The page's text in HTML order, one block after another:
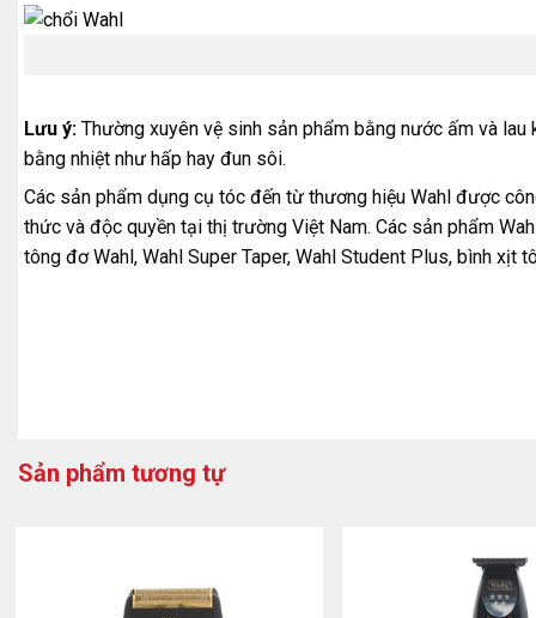
Lưu ý: Thường xuyên vệ sinh sản phẩm bằng nước ấm và
bằng nhiệt như hấp hay đun sôi.
Các sản phẩm dụng cụ tóc đến từ thương hiệu Wahl được
thức và độc quyền tại thị trường Việt Nam. Các sản phẩm
tông đơ Wahl, Wahl Super Taper, Wahl Student Plus, bình xịt
Sản phẩm tương tự